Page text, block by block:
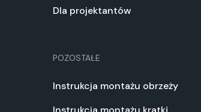
Dla projektantów
POZOSTAŁE
Instrukcja montażu obrzeży